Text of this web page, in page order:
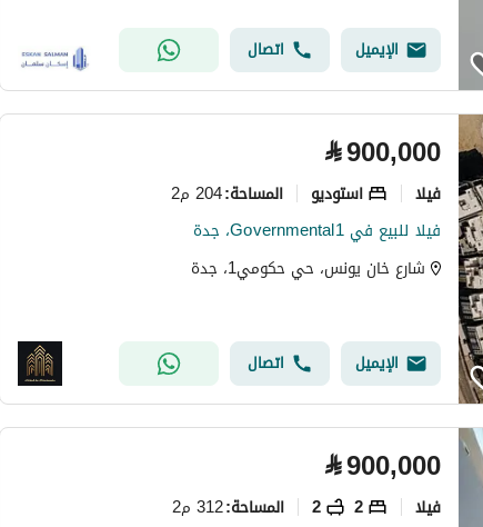
الإيميل اتصال
⃁900,000
فیلا استوديو المساحة:204 م2
فيلا للبيع في Governmental1، جدة
شارع خان يونس، حي حكومي1، جدة
الإيميل اتصال
⃁900,000
فیلا 2
2 المساحة:312 م2